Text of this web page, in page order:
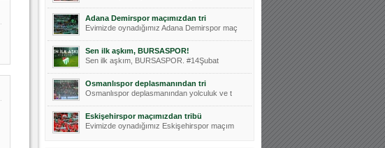
Adana Demirspor maçımızdan tri
Evimizde oynadığımız Adana Demirspor maç
Sen ilk aşkım, BURSASPOR!
Sen ilk aşkım, BURSASPOR. #14Şubat
Osmanlıspor deplasmanından tri
Osmanlıspor deplasmanından yolculuk ve t
Eskişehirspor maçımızdan tribü
Evimizde oynadığımız Eskişehirspor maçım